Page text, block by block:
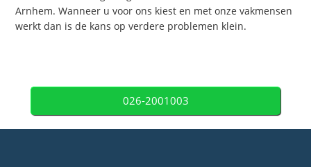
Arnhem. Wanneer u voor ons kiest en met onze vakmensen
werkt dan is de kans op verdere problemen klein.
026-2001003